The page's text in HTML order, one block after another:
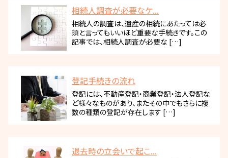
相続人調査が必要なケ...
相続人の調査は、遺産の相続にあたっては必
須と言ってもいいほど重要な手続きです。この
記事では、相続人調査が必要な […]
登記手続きの流れ
登記には、不動産登記・商業登記・法人登記な
ど様々なものがあり、またその中でもさらに複
数の種類の登記が存在します […]
退去時の立会いで起こ...